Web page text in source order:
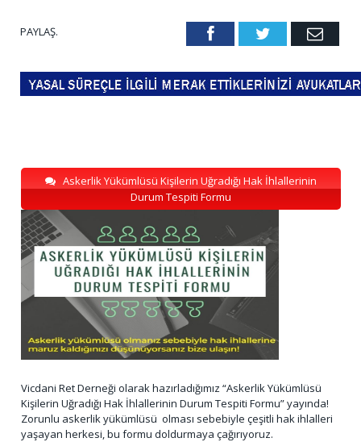
PAYLAŞ. FacebookTwitter Email
Askerlik Yükümlüsü Kişilerin Uğradığı Hak İhlallerinin
Durum Tespiti Formu
Vicdani Ret Derneği olarak hazırladığımız “Askerlik Yükümlüsü
Kişilerin Uğradığı Hak İhlallerinin Durum Tespiti Formu” yayında!
Zorunlu askerlik yükümlüsü olması sebebiyle çeşitli hak ihlalleri
yaşayan herkesi, bu formu doldurmaya çağırıyoruz.